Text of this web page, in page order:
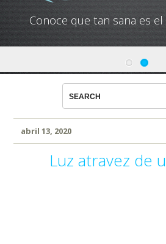
Conoce que tan sana es
abril 13, 2020
Luz atravez de